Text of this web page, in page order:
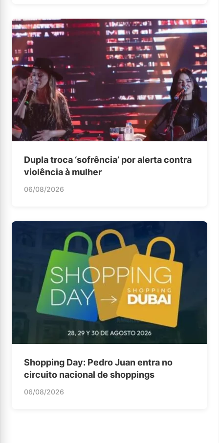
Dupla troca ‘sofrência’ por alerta contra
violência à mulher
06/08/2026
Shopping Day: Pedro Juan entra no
circuito nacional de shoppings
06/08/2026